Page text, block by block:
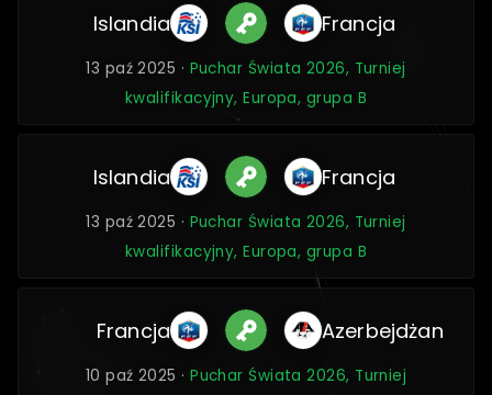
Islandia Francja
13 paź 2025 · Puchar Świata 2026, Turniej
kwalifikacyjny, Europa, grupa B
Islandia Francja
13 paź 2025 · Puchar Świata 2026, Turniej
kwalifikacyjny, Europa, grupa B
Francja Azerbejdżan
10 paź 2025 ·Puchar Świata 2026, Turniej